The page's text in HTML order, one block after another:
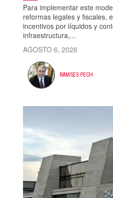
Para implementar este
reformas legales y fiscales,
incentivos por líquidos y
infraestructura,...
AGOSTO 6, 2026
RAMSES PECH